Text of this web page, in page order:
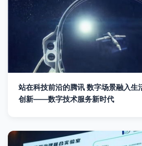
站在科技前沿的腾讯 数字场景融入生
创新——数字技术服务新时代